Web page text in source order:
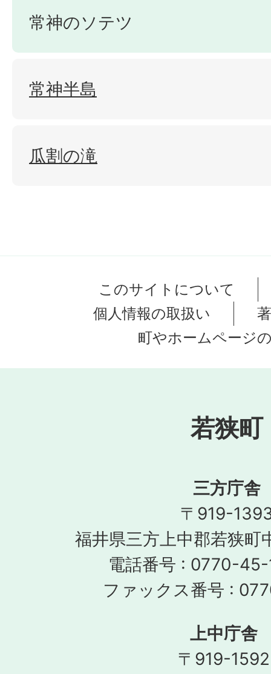
常神のソテツ
常神半島
瓜割の滝
このサイトについて
個人情報の取扱い
町やホームページ
若狭町
三方庁舎
〒919-
福井県三方上中郡若狭町
電話番号 : 0770-45-
ファックス番号 :
上中庁舎
〒919-1592